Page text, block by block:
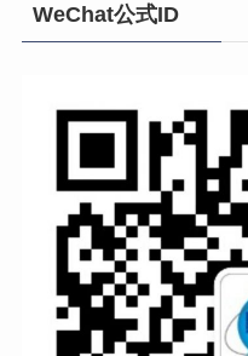
WeChat公式ID